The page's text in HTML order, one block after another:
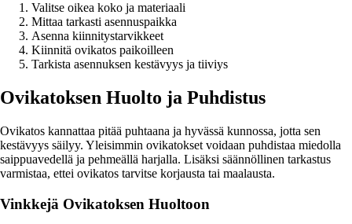
Valitse oikea koko ja materiaali
Mittaa tarkasti asennuspaikka
Asenna kiinnitystarvikkeet
Kiinnitä ovikatos paikoilleen
Tarkista asennuksen kestävyys ja tiiviys
Ovikatoksen Huolto ja Puhdistus
Ovikatos kannattaa pitää puhtaana ja hyvässä kunnossa, jotta sen
kestävyys säilyy. Yleisimmin ovikatokset voidaan puhdistaa miedolla
saippuavedellä ja pehmeällä harjalla. Lisäksi säännöllinen tarkastus
varmistaa, ettei ovikatos tarvitse korjausta tai maalausta.
Vinkkejä Ovikatoksen Huoltoon